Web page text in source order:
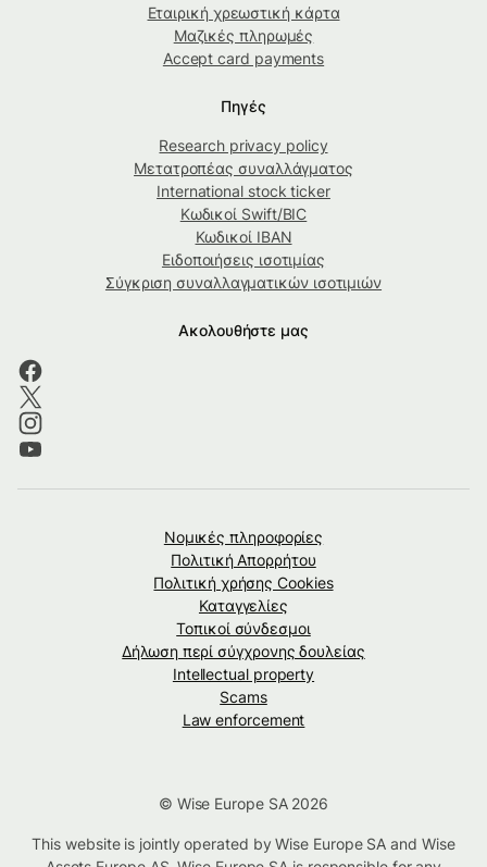
Εταιρική χρεωστική κάρτα
Μαζικές πληρωμές
Accept card payments
Πηγές
Research privacy policy
Μετατροπέας συναλλάγματος
International stock ticker
Κωδικοί Swift/BIC
Κωδικοί IBAN
Ειδοποιήσεις ισοτιμίας
Σύγκριση συναλλαγματικών ισοτιμιών
Ακολουθήστε μας
Νομικές πληροφορίες
Πολιτική Απορρήτου
Πολιτική χρήσης Cookies
Καταγγελίες
Τοπικοί σύνδεσμοι
Δήλωση περί σύγχρονης δουλείας
Intellectual property
Scams
Law enforcement
© Wise Europe SA 2026
This website is jointly operated by Wise Europe SA and Wise